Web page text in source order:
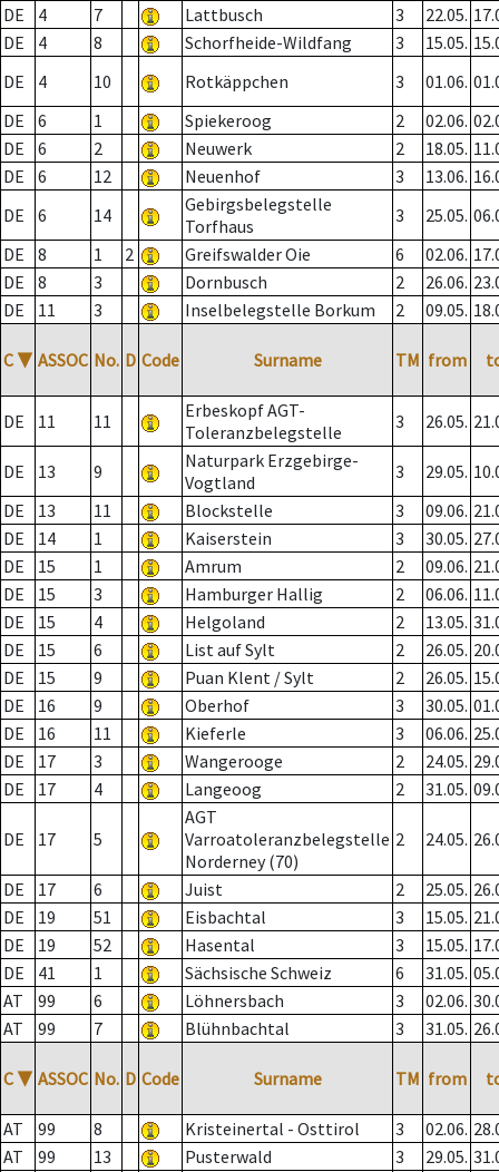
DE
4 7 Lattbusch 3 22.05.
DE
4 8 Schorfheide-Wildfang 3 15.05.
DE
4 10 Rotkäppchen 3 01.06.
DE
6 1 Spiekeroog 2 02.06.
DE
6 2 Neuwerk 2 18.05.
DE
6 12 Neuenhof 3 13.06.
DE
6 14
Gebirgsbelegstelle
Torfhaus
3 25.05.
DE
8 1 2 Greifswalder Oie 6 02.06.
DE
8 3 Dornbusch 2 26.06.
DE
11 3 Inselbelegstelle Borkum 2 09.05.
C ▼ ASSOC No. D Code Surname TM from
DE 11 11
Erbeskopf AGT-
Toleranzbelegstelle
3 26.05.
DE 13 9
Naturpark Erzgebirge-
Vogtland
3 29.05.
DE
13 11 Blockstelle 3 09.06.
DE
14 1 Kaiserstein 3 30.05.
DE
15 1 Amrum 2 09.06.
DE
15 3 Hamburger Hallig 2 06.06.
DE
15 4 Helgoland 2 13.05.
DE
15 6 List auf Sylt 2 26.05.
DE
15 9 Puan Klent / Sylt 2 26.05.
DE
16 9 Oberhof 3 30.05.
DE
16 11 Kieferle 3 06.06.
DE
17 3 Wangerooge 2 24.05.
DE
17 4 Langeoog 2 31.05.
DE 17 5
AGT
Varroatoleranzbelegstelle
Norderney (70)
2 24.05.
DE 17 6 Juist 2 25.05.
DE
19 51 Eisbachtal 3 15.05.
DE
19 52 Hasental 3 15.05.
DE
41 1 Sächsische Schweiz 6 31.05.
AT
99 6 Löhnersbach 3 02.06.
AT
99 7 Blühnbachtal 3 31.05.
C ▼ ASSOC No. D Code Surname TM from
AT 99 8 Kristeinertal - Osttirol 3 02.06.
AT
99 13 Pusterwald 3 29.05.